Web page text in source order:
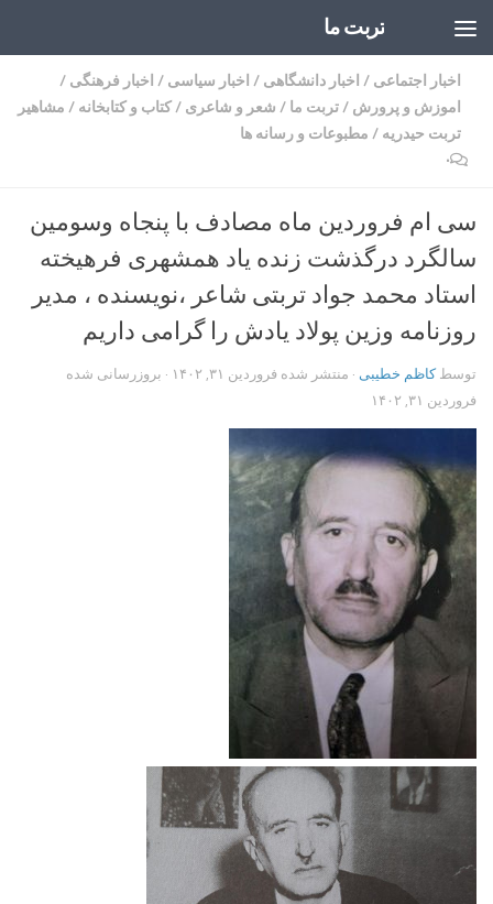
تربت ما
اخبار اجتماعی / اخبار دانشگاهی / اخبار سیاسی / اخبار فرهنگی /
اموزش و پرورش /تربت ما / شعر و شاعری /کتاب و کتابخانه / مشاهیر
تربت حیدریه / مطبوعات و رسانه ها
۰
سی ام فروردین ماه مصادف با پنجاه وسومین
سالگرد درگذشت زنده یاد همشهری فرهیخته
استاد محمد جواد تربتی شاعر ،نویسنده ، مدیر
روزنامه وزین پولاد یادش را گرامی داریم
توسطکاظم خطیبی · منتشر شده فروردین ۳۱, ۱۴۰۲
· بروزرسانی شده
فروردین ۳۱, ۱۴۰۲